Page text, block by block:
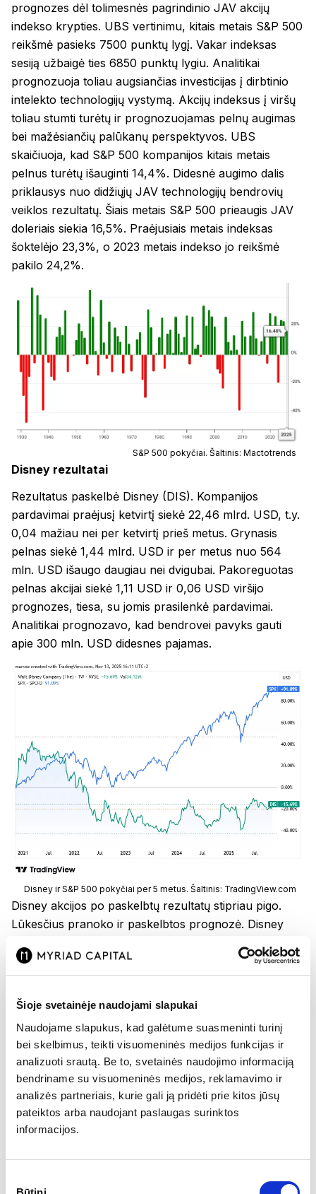
Šioje svetainėje naudojami slapukai
Naudojame slapukus, kad galėtume suasmeninti turinį
bei skelbimus, teikti visuomeninės medijos funkcijas ir
analizuoti srautą. Be to, svetainės naudojimo informaciją
bendriname su visuomeninės medijos, reklamavimo ir
analizės partneriais, kurie gali ją pridėti prie kitos jūsų
pateiktos arba naudojant paslaugas surinktos
informacijos.
prognozes dėl tolimesnės pagrindinio JAV akcijų
indekso krypties. UBS vertinimu, kitais metais S&P 500
reikšmė pasieks 7500 punktų lygį. Vakar indeksas
sesiją užbaigė ties 6850 punktų lygiu. Analitikai
prognozuoja toliau augsiančias investicijas į dirbtinio
intelekto technologijų vystymą. Akcijų indeksus į viršų
toliau stumti turėtų ir prognozuojamas pelnų augimas
bei mažėsiančių palūkanų perspektyvos. UBS
skaičiuoja, kad S&P 500 kompanijos kitais metais
pelnus turėtų išauginti 14,4%. Didesnė augimo dalis
priklausys nuo didžiųjų JAV technologijų bendrovių
veiklos rezultatų. Šiais metais S&P 500 prieaugis JAV
doleriais siekia 16,5%. Praėjusiais metais indeksas
šoktelėjo 23,3%, o 2023 metais indekso jo reikšmė
pakilo 24,2%.
S&P 500 pokyčiai. Šaltinis: Mactotrends
Disney rezultatai
Rezultatus paskelbė Disney (DIS). Kompanijos
pardavimai praėjusį ketvirtį siekė 22,46 mlrd. USD, t.y.
0,04 mažiau nei per ketvirtį prieš metus. Grynasis
pelnas siekė 1,44 mlrd. USD ir per metus nuo 564
mln. USD išaugo daugiau nei dvigubai. Pakoreguotas
pelnas akcijai siekė 1,11 USD ir 0,06 USD viršijo
prognozes, tiesa, su jomis prasilenkė pardavimai.
Analitikai prognozavo, kad bendrovei pavyks gauti
apie 300 mln. USD didesnes pajamas.
Disney ir S&P 500 pokyčiai per 5 metus. Šaltinis: TradingView.com
Disney akcijos po paskelbtų rezultatų stipriau pigo.
Lūkesčius pranoko ir paskelbtos prognozė. Disney
pabrangusios apie 5%, tiesa, per pastaruosius 5 metus
jos atpigo apie 15%. Bendrovės rinkos kapitalizacija po
šiandienos kritimo smuko žemiau 200 mlrd. USD.
Domina investavimas?
Atsidarykite Myriad capital investicinę sąskaitą!
Atsidarius vertybinių popierių sąskaitą turėsite prieigą
prie Myriad capital investavimo platformos, kurioje